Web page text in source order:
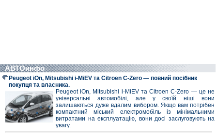
АВТОинфо
Peugeot iOn, Mitsubishi i-MiEV та Citroen C-Zero — повний посібник
покупця та власника.
Peugeot iOn, Mitsubishi i-MiEV та Citroen C-Zero — це не
універсальні автомобілі, але у своїй ніші вони
залишаються дуже вдалим вибором. Якщо вам потрібен
компактний міський електромобіль із мінімальними
витратами на експлуатацію, вони досі заслуговують на
увагу.